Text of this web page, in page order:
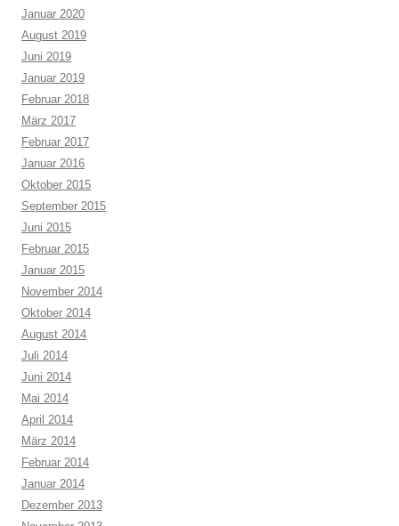
Januar 2020
August 2019
Juni 2019
Januar 2019
Februar 2018
März 2017
Februar 2017
Januar 2016
Oktober 2015
September 2015
Juni 2015
Februar 2015
Januar 2015
November 2014
Oktober 2014
August 2014
Juli 2014
Juni 2014
Mai 2014
April 2014
März 2014
Februar 2014
Januar 2014
Dezember 2013